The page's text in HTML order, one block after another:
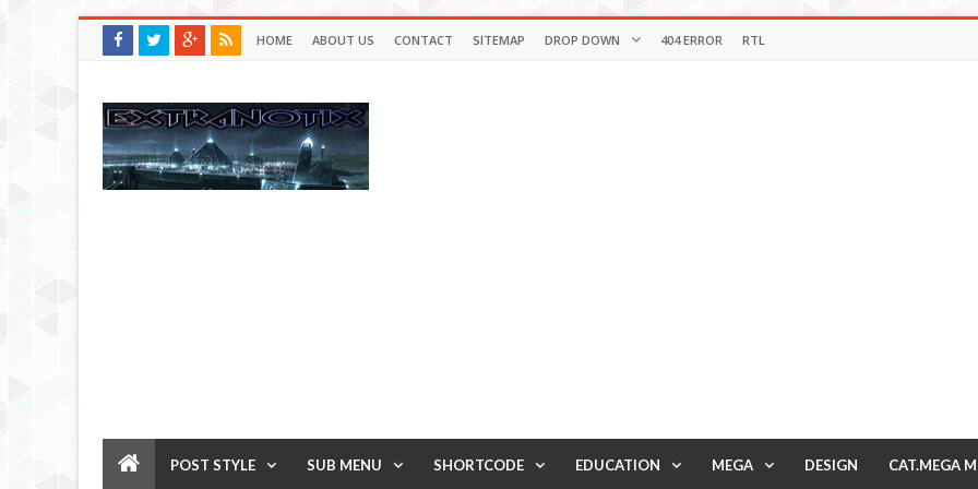
HOME ABOUT US CONTACT SITEMAP DROP DOWN 404 ERROR RTL
POST STYLE SUB MENU SHORTCODE EDUCATION MEGA DESIGN CAT.MEGA